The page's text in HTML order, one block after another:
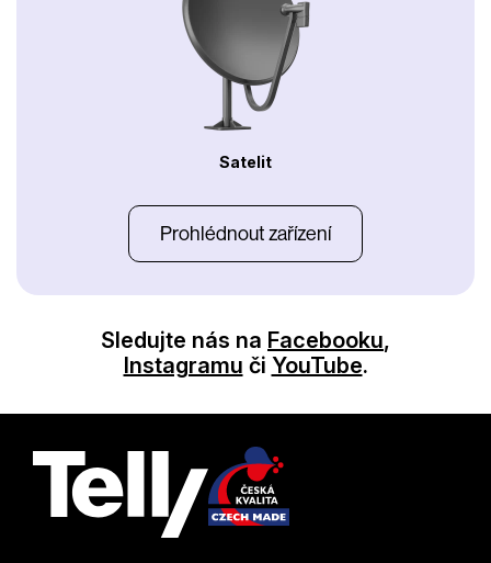
Satelit
Prohlédnout zařízení
Sledujte nás na Facebooku,
Instagramu či YouTube.